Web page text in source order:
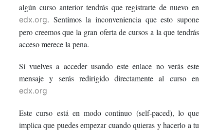
in
this
course
algún curso anterior tendrás que registrarte de nuevo en
edx.org. Sentimos la inconveniencia que esto supone
pero creemos que la gran oferta de cursos a la que tendrás
acceso merece la pena.
Sí vuelves a acceder usando este enlace no verás este
mensaje y serás redirigido directamente al curso en
edx.org
Este curso está en modo continuo (self-paced), lo que
implica que puedes empezar cuando quieras y hacerlo a tu